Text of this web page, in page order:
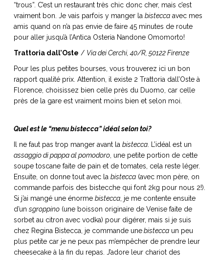
“trous”. C’est un restaurant très chic donc cher, mais c’est
vraiment bon. Je vais parfois y manger la bisteccaavec mes
amis quand on n’a pas envie de faire 45 minutes de route
pour aller jusqu’à l’Antica Osteria Nandone Omomorto!
Trattoria dall’Oste / Via dei Cerchi, 40/R, 50122 Firenze
Pour les plus petites bourses, vous trouverez ici un bon
rapport qualité prix. Attention, il existe 2 Trattoria dall’Oste à
Florence, choisissez bien celle près du Duomo, car celle
près de la gare est vraiment moins bien et selon moi.
Quel est le “menu bistecca” idéal selon toi?
Il ne faut pas trop manger avant la bistecca. L’idéal est un
assaggio di pappa al pomodoro, une petite portion de cette
soupe toscane faite de pain et de tomates, cela reste léger.
Ensuite, on donne tout avec la bistecca(avec mon père, on
commande parfois des bistecche qui font 2kg pour nous 2!).
Si j’ai mangé une énorme bistecca, je me contente ensuite
d’un sgroppino(une boisson originaire de Venise faite de
sorbet au citron avec vodka) pour digérer, mais si je suis
chez Regina Bistecca, je commande unebisteccaun peu
plus petite car je ne peux pas m’empêcher de prendre leur
cheesecake à la fin du repas. J’adore leur chariot des